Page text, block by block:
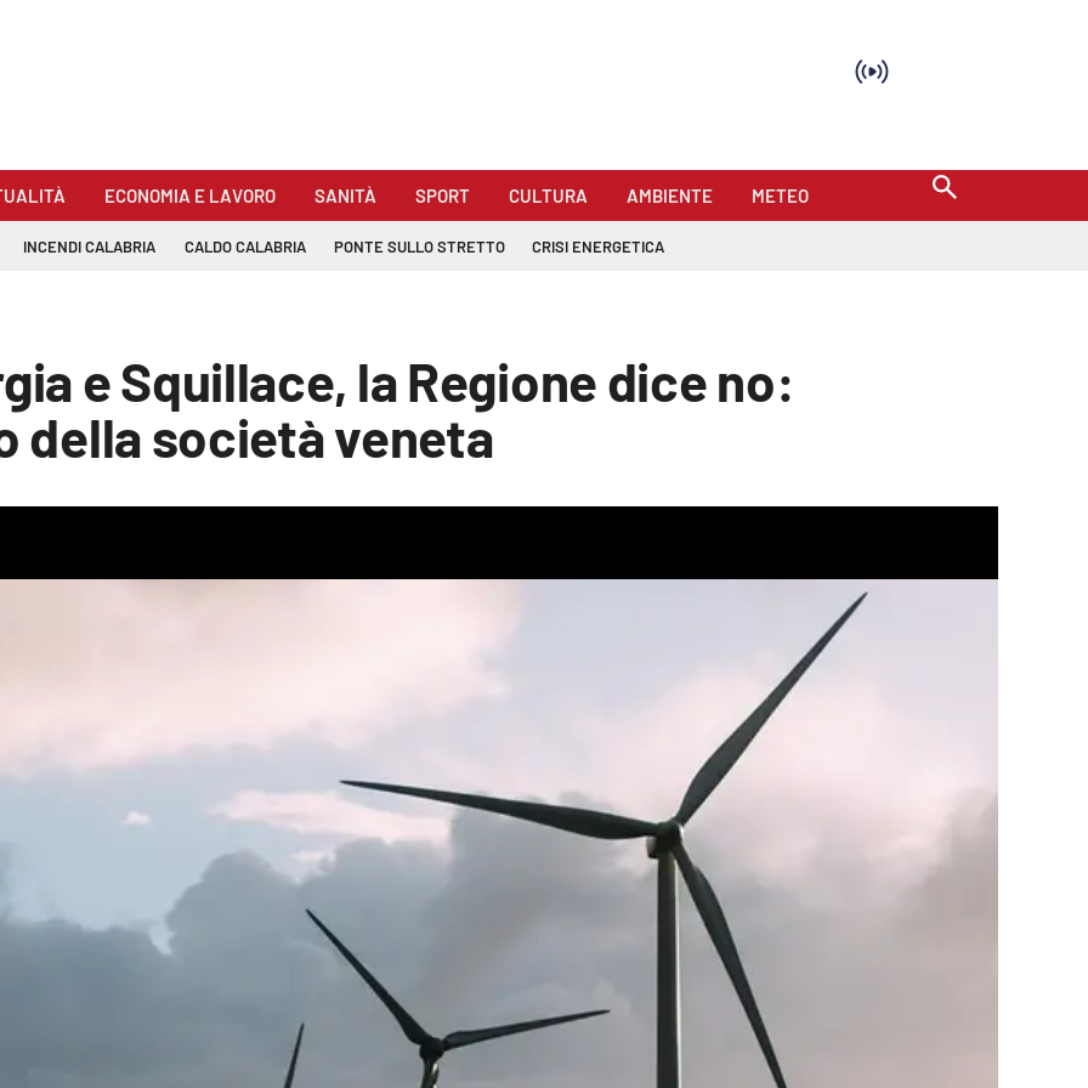
ECONOMIA E LAVORO SANITÀ SPORT CULTURA AMBIENTE METEO
INCENDI CALABRIA CALDO CALABRIA PONTE SULLO STRETTO CRISI ENERGETICA
e Squillace, la Regione dice no:
società veneta